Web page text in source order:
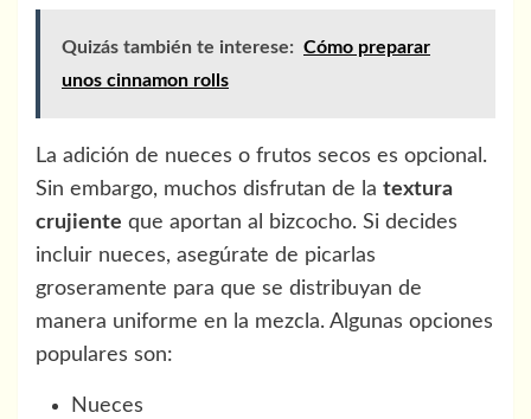
Quizás también te interese: Cómo preparar
unos cinnamon rolls
La adición de nueces o frutos secos es opcional.
Sin embargo, muchos disfrutan de la textura
crujiente que aportan al bizcocho. Si decides
incluir nueces, asegúrate de picarlas
groseramente para que se distribuyan de
manera uniforme en la mezcla. Algunas opciones
populares son:
Nueces